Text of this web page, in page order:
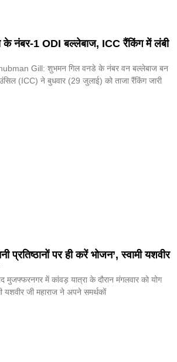
के नंबर-1 ODI बल्लेबाज, ICC रैंकिंग में लंबी
Gill: शुभमन गिल वनडे के नंबर वन बल्लेबाज बन
(ICC) ने बुधवार (29 जुलाई) को ताजा रैंकिंग जारी
प्रतिष्ठानों पर ही करें भोजन’, स्वामी यशवीर
मुजफ्फरनगर में कांवड़ यात्रा के दौरान मंगलवार को योग
जी महाराज ने अपने समर्थकों